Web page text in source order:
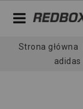
Strona główna
adidas